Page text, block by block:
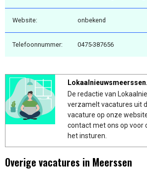
Website: onbekend
Telefoonnummer: 0475-387656
De redactie van
verzamelt vacatures uit
vacature op onze
contact met ons op voor
het insturen.
Overige vacatures in Meerssen